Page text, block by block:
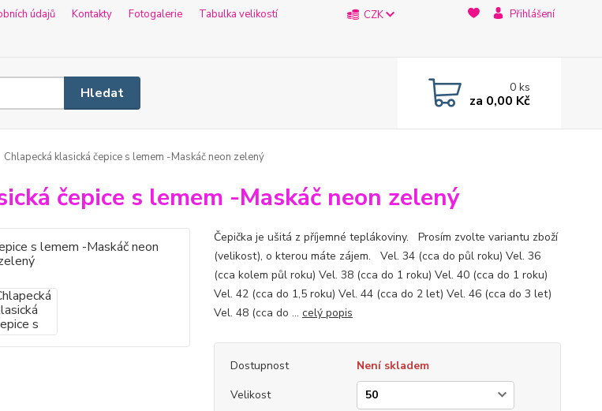
údajů Kontakty Fotogalerie
Tabulka velikostí
CZK Přihlášení
Hledat 0ks
za 0,00 Kč
Chlapecká klasická čepice s lemem -Maskáč neon zelený
čepice s lemem -Maskáč neon zelený
Čepička je ušitá z příjemné teplákoviny. Prosím zvolte variantu zboží
(velikost), o kterou máte zájem. Vel. 34 (cca do půl roku) Vel. 36
(cca kolem půl roku) Vel. 38 (cca do 1 roku) Vel. 40 (cca do 1 roku)
Vel. 42 (cca do 1,5 roku) Vel. 44 (cca do 2 let) Vel. 46 (cca do 3 let)
Vel. 48 (cca do ... celý popis
Dostupnost
Není skladem
Velikost